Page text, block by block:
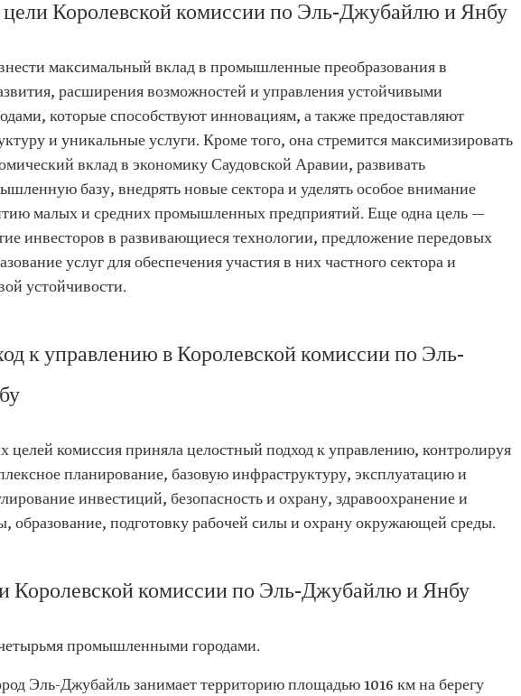
цели Королевской комиссии по Эль-Джубайлю и Янбу
максимальный вклад в промышленные преобразования в
расширения возможностей и управления устойчивыми
которые способствуют инновациям, а также предоставляют
и уникальные услуги. Кроме того, она стремится максимизировать
вклад в экономику Саудовской Аравии, развивать
базу, внедрять новые сектора и уделять особое внимание
малых и средних промышленных предприятий. Еще одна цель —
инвесторов в развивающиеся технологии, предложение передовых
услуг для обеспечения участия в них частного сектора и
устойчивости.
к управлению в Королевской комиссии по Эль-
целей комиссия приняла целостный подход к управлению, контролируя
планирование, базовую инфраструктуру, эксплуатацию и
инвестиций, безопасность и охрану, здравоохранение и
образование, подготовку рабочей силы и охрану окружающей среды.
Королевской комиссии по Эль-Джубайлю и Янбу
промышленными городами.
Эль-Джубайль занимает территорию площадью 1016 км на берегу